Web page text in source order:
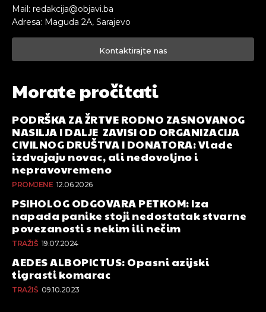
Mail: redakcija@objavi.ba
Adresa: Maguda 2A, Sarajevo
Kontaktirajte nas
Morate pročitati
PODRŠKA ZA ŽRTVE RODNO ZASNOVANOG
NASILJA I DALJE ZAVISI OD ORGANIZACIJA
CIVILNOG DRUŠTVA I DONATORA: Vlade
izdvajaju novac, ali nedovoljno i
nepravovremeno
PROMJENE 12.06.2026
PSIHOLOG ODGOVARA PETKOM: Iza
napada panike stoji nedostatak stvarne
povezanosti s nekim ili nečim
TRAŽIŠ 19.07.2024
AEDES ALBOPICTUS: Opasni azijski
tigrasti komarac
TRAŽIŠ 09.10.2023